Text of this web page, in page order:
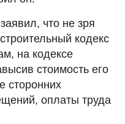
что не зря
кодекс
на кодексе
стоимость его
сторонних
оплаты труда